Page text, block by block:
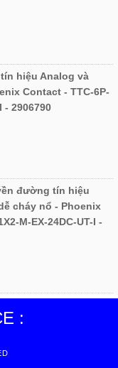
hiệu Analog và
Contact - TTC-6P-
- 2906790
đường tín hiệu
cháy nổ - Phoenix
M-EX-24DC-UT-I -
: